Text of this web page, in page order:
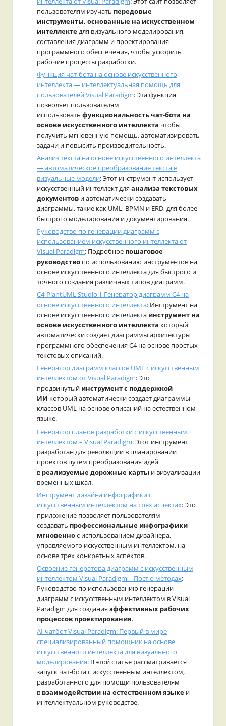
пользователям изучать передовые
инструменты, основанные на искусственном
интеллектедля визуального моделирования,
составления диаграмм и проектирования
программного обеспечения, чтобы ускорить
рабочие процессы разработки.
Функция чат-бота на основе искусственного
интеллекта — интеллектуальная помощь для
пользователей Visual Paradigm: Эта функция
позволяет пользователям
использовать функциональность чат-бота на
основе искусственного интеллекта чтобы
получить мгновенную помощь, автоматизировать
задачи и повысить производительность.
Анализ текста на основе искусственного интеллекта
— автоматическое преобразование текста в
визуальные модели: Этот инструмент использует
искусственный интеллект для анализа текстовых
документов и автоматически создавать
диаграммы, такие как UML, BPMN и ERD, для более
быстрого моделирования и документирования.
Руководство по генерации диаграмм с
использованием искусственного интеллекта от
Visual Paradigm: Подробное пошаговое
руководство по использованию инструментов на
основе искусственного интеллекта для быстрого и
точного создания различных типов диаграмм.
C4-PlantUML Studio | Генератор диаграмм C4 на
основе искусственного интеллекта: Инструмент на
основе искусственного интеллекта инструмент на
основе искусственного интеллекта который
автоматически создает диаграммы архитектуры
программного обеспечения C4 на основе простых
текстовых описаний.
Генератор диаграмм классов UML с искусственным
интеллектом от Visual Paradigm: Это
продвинутый инструмент с поддержкой
ИИ который автоматически создает диаграммы
классов UML на основе описаний на естественном
языке.
Генератор планов разработки с искусственным
интеллектом – Visual Paradigm: Этот инструмент
разработан для революции в планировании
проектов путем преобразования идей
в реализуемые дорожные карты и визуализации
временных шкал.
Инструмент дизайна инфографики с
искусственным интеллектом на трех аспектах: Это
приложение позволяет пользователям
создавать профессиональные инфографики
мгновеннос использованием дизайнера,
управляемого искусственным интеллектом, на
основе трех конкретных аспектов.
Освоение генератора диаграмм с искусственным
интеллектом Visual Paradigm – Пост о методах:
Руководство по использованию генерации
диаграмм с искусственным интеллектом в Visual
Paradigm для создания эффективных рабочих
процессов проектирования.
AI-чатбот Visual Paradigm: Первый в мире
специализированный помощник на основе
искусственного интеллекта для визуального
моделирования: В этой статье рассматривается
запуск чат-бота с искусственным интеллектом,
разработанного для помощи пользователям
в взаимодействии на естественном языке и
интеллектуальном руководстве.